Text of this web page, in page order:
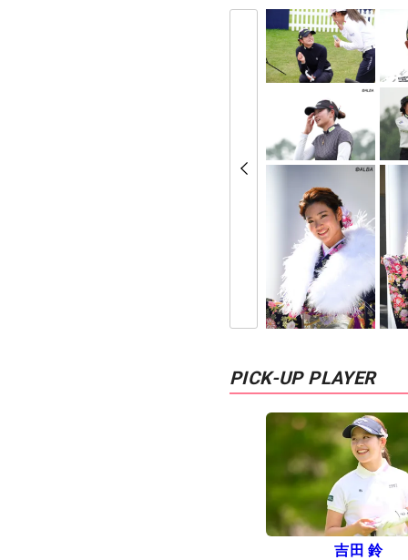
PICK-UP PLAYER
吉田 鈴